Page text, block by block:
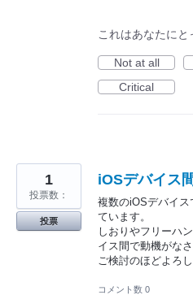
これはあなたに
Not at all
Critical
iOSデバイス
複数のiOSデバイス
ています。
しおりやフリーハ
イス間で動機がな
ご検討のほどよろ
1
投票数：
投票
コメント数 0